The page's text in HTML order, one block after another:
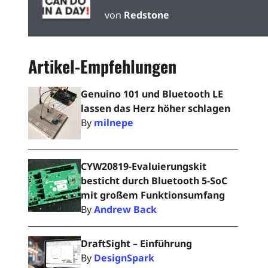
(BLE)
von Redstone
Artikel-Empfehlungen
Genuino 101 und Bluetooth LE
lassen das Herz höher schlagen
By milnepe
CYW20819-Evaluierungskit
besticht durch Bluetooth 5-SoC
mit großem Funktionsumfang
ByAndrew Back
DraftSight – Einführung
By DesignSpark